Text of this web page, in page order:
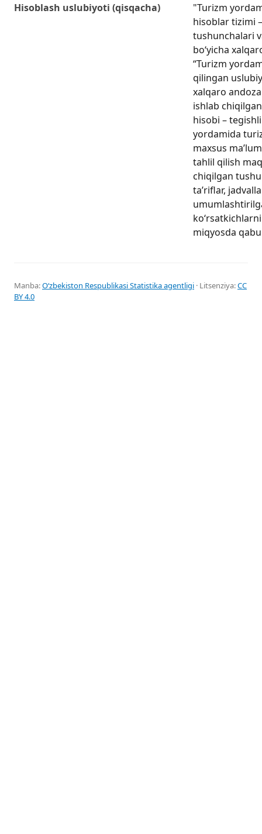
Hisoblash uslubiyoti (qisqacha)
"Turizm
hisoblar tizimi
tushunchalari
bo‘yicha
“Turizm
qilingan
xalqaro
ishlab
hisobi –
yordamida
maxsus
tahlil qilish
chiqilgan
ta’riflar,
miqyosda
Manba:Oʻzbekiston Respublikasi Statistika agentligi · Litsenziya:CC
BY 4.0